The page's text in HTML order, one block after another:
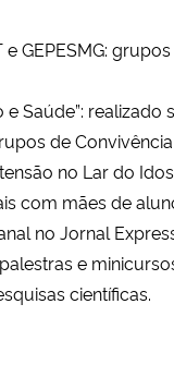
e GEPESMG:
e Saúde”:
de
no Lar do
com mães de
no Jornal
e
científicas.